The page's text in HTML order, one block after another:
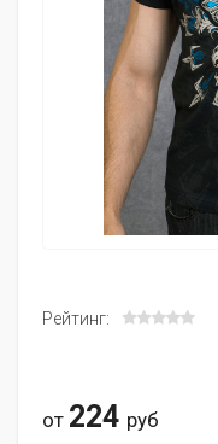
Рейтинг:
от 224 руб